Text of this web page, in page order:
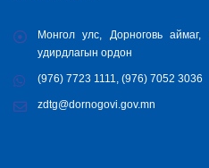
Монгол улс, Дорноговь
удирдлагын ордон
(976) 7723 1111, (976) 7052 3036
zdtg@dornogovi.gov.mn